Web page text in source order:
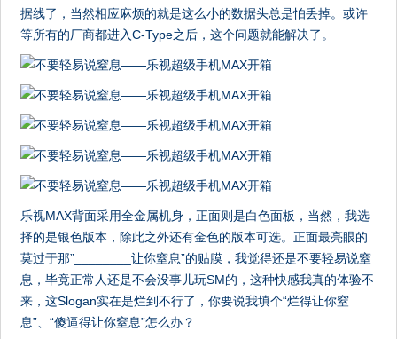
据线了，当然相应麻烦的就是这么小的数据头总是怕丢掉。或许
等所有的厂商都进入C-Type之后，这个问题就能解决了。
乐视MAX背面采用全金属机身，正面则是白色面板，当然，我选
择的是银色版本，除此之外还有金色的版本可选。正面最亮眼的
莫过于那”________让你窒息”的贴膜，我觉得还是不要轻易说窒
息，毕竟正常人还是不会没事儿玩SM的，这种快感我真的体验不
来，这Slogan实在是烂到不行了，你要说我填个“烂得让你窒
息”、“傻逼得让你窒息”怎么办？